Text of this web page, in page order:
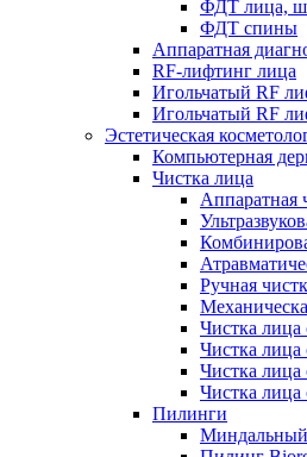
ФДТ лица,
ФДТ спины
Аппаратная
RF-лифтинг лица
Игольчатый RF
Игольчатый RF
Эстетическая
Компьютерная
Чистка лица
Аппаратная
Ручная
Чистка лица
Чистка лица
Чистка
Чистка лица
Пилинги